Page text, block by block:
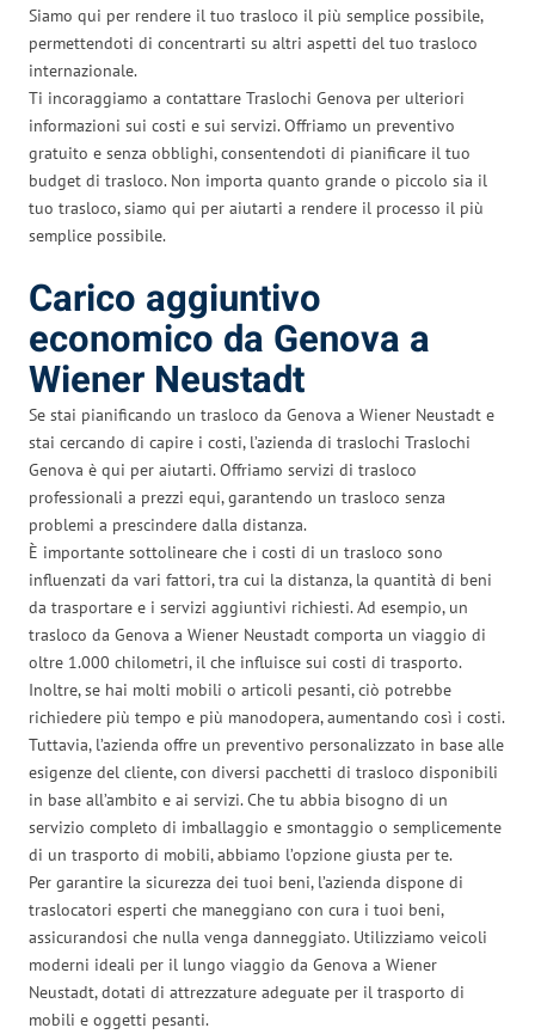
Siamo qui per rendere il tuo trasloco il più semplice possibile,
permettendoti di concentrarti su altri aspetti del tuo trasloco
internazionale.
Ti incoraggiamo a contattare Traslochi Genova per ulteriori
informazioni sui costi e sui servizi. Offriamo un preventivo
gratuito e senza obblighi, consentendoti di pianificare il tuo
budget di trasloco. Non importa quanto grande o piccolo sia il
tuo trasloco, siamo qui per aiutarti a rendere il processo il più
semplice possibile.
Carico aggiuntivo
economico da Genova a
Wiener Neustadt
Se stai pianificando un trasloco da Genova a Wiener Neustadt e
stai cercando di capire i costi, l’azienda di traslochi Traslochi
Genova è qui per aiutarti. Offriamo servizi di trasloco
professionali a prezzi equi, garantendo un trasloco senza
problemi a prescindere dalla distanza.
È importante sottolineare che i costi di un trasloco sono
influenzati da vari fattori, tra cui la distanza, la quantità di beni
da trasportare e i servizi aggiuntivi richiesti. Ad esempio, un
trasloco da Genova a Wiener Neustadt comporta un viaggio di
oltre 1.000 chilometri, il che influisce sui costi di trasporto.
Inoltre, se hai molti mobili o articoli pesanti, ciò potrebbe
richiedere più tempo e più manodopera, aumentando così i costi.
Tuttavia, l’azienda offre un preventivo personalizzato in base alle
esigenze del cliente, con diversi pacchetti di trasloco disponibili
in base all’ambito e ai servizi. Che tu abbia bisogno di un
servizio completo di imballaggio e smontaggio o semplicemente
di un trasporto di mobili, abbiamo l’opzione giusta per te.
Per garantire la sicurezza dei tuoi beni, l’azienda dispone di
traslocatori esperti che maneggiano con cura i tuoi beni,
assicurandosi che nulla venga danneggiato. Utilizziamo veicoli
moderni ideali per il lungo viaggio da Genova a Wiener
Neustadt, dotati di attrezzature adeguate per il trasporto di
mobili e oggetti pesanti.